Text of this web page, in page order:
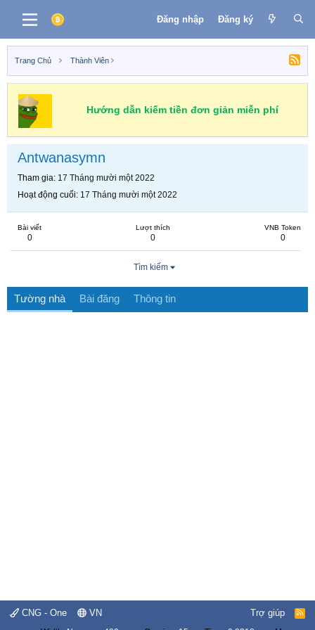
Đăng nhập Đăng ký
Trang Chủ Thành Viên
Hướng dẫn kiếm tiền đơn giản miễn phí
Antwanasymn
Tham gia 17 Tháng mười một 2022
Hoạt động cuối 17 Tháng mười một 2022
Bài viết
0
Lượt thích
0
VNB Token
0
Tìm kiếm
Tường nhà Bài đăng Thông tin
CNG - One VN Trợ giúp
R